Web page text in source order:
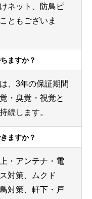
ネット、防鳥ピ
ともございま
ますか？
、3年の保証期間
・臭覚・視覚と
続します。
ますか？
・アンテナ・電
対策、ムクド
対策、軒下・戸